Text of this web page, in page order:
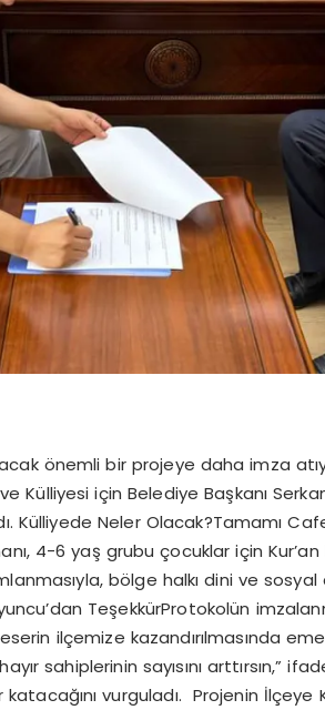
önemli bir projeye daha imza
Külliyesi için Belediye Başkanı
Külliyede Neler Olacak?Tamamı
4-6 yaş grubu çocuklar için Kur’an
bölge halkı dini ve
TeşekkürProtokolün
ilçemize kazandırılmasında
sahiplerinin sayısını arttırsın,”
vurguladı. Projenin İlçeye